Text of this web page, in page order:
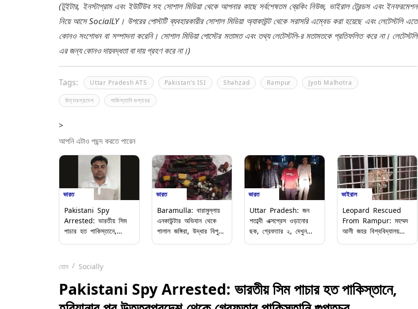
(টুইটার, ইনস্টাগ্রাম এবং ইউটিউব সহ সোশাল মিডিয়া থেকে আপনার কাছে সর্বশেষতম ব্রেকিং নিউজ, ভাইরাল ট্রেন্ডস এবং ইনফরমেশন
নিয়ে আসে SocialLY। উপরের পোস্টটি ব্যবহারকারীর সোশাল মিডিয়া অ্যাকাউন্ট থেকে সরাসরি এম্বেড করা হয়েছে এবং লেটেস্টলি এতে
কোনও সংশোধন বা সম্পাদনা করেনি। সোশাল মিডিয়া পোস্টের মতামত এবং তথ্য লেটেস্টলি-র মতামতকে প্রতিফলিত করে না। লেটেস্টলি
এর জন্য কোনও দায়বদ্ধতা বা দায় গ্রহণ করে না।)
Tags: Uttar Pradesh ATS Pakistan’s ISI Shahzad Rampur Jyoti Malhotra
উত্তরপ্রদেশ পাকিস্তানি গুপ্তচর
>
আপনি এটাও পছন্দ করতে পারেন
ভারত
Pakistani Spy
Arrested: ভারতীয় সিম
পাচার হত পাকিস্তানে,
গুপ্তচর
ভারত
Baramulla: বারামুল্লায়
এনকাউন্টার অভিযান থেকে
পালাল জঙ্গিরা, উদ্ধার বিপুল
ভারত
Uttar Pradesh: জন
শতাব্দী এক্সপ্রেস ওড়ানোর
ছক, গ্রেফতার ২, দেখুন
ভাইরাল
Leopard Rescued
From Rampur: মহম্মদ
আলী জহর বিশ্ববিদ্যালয়
হোম Socially
Pakistani Spy Arrested: ভারতীয় সিম পাচার হত পাকিস্তানে,